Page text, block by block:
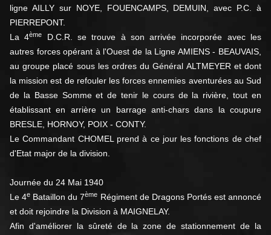
ligne AILLY sur NOYE, FOUENCAMPS, DEMUIN, avec P.C. à
PIERREPONT.
La 4ème
D.C.R. se trouve à son arrivée incorporée avec les
autres forces opérant à l'Ouest de la Ligne AMIENS - BEAUVAIS,
au groupe placé sous les ordres du Général ALTMEYER et dont
la mission est de refouler les forces ennemies aventurées au Sud
de la Basse Somme et de tenir le cours de la rivière, tout en
établissant en arrière un barrage anti-chars dans la coupure
BRESLE, HORNOY, POIX - CONTY.
Le Commandant CHOMEL prend à ce jour les fonctions de chef
d'Etat major de la division.
Journée du 24 Mai 1940
Le 4e Bataillon du 7ème Régiment de Dragons Portés est annoncé
et doit rejoindre la Division à MAIGNELAY.
Afin d'améliorer la sûreté de la zone de stationnement de la